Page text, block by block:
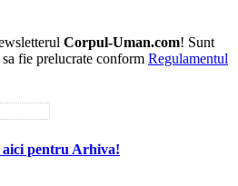
Corpul-Uman.com! Sunt
fie prelucrate conform Regulamentul
pentru Arhiva!